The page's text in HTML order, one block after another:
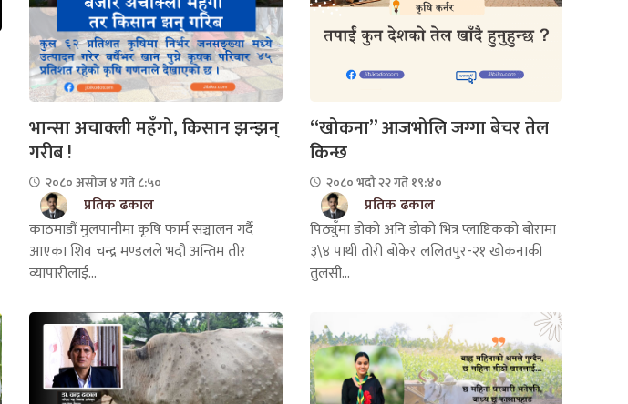
भान्सा अचाक्ली महँगो, किसान झन्झन्
गरीब !
२०८० असोज ४ गते ८:५०
प्रतिक ढकाल
काठमाडौं मुलपानीमा कृषि फार्म सञ्चालन गर्दै
आएका शिव चन्द्र मण्डलले भदौ अन्तिम तीर
व्यापारीलाई...
“खोकना” आजभोलि जग्गा बेचर तेल
किन्छ
२०८० भदौ २२ गते १९:४०
प्रतिक ढकाल
पिठ्युँमा डोको अनि डोको भित्र प्लाष्टिकको बोरामा
३\४ पाथी तोरी बोकेर ललितपुर-२१ खोकनाकी
तुलसी...